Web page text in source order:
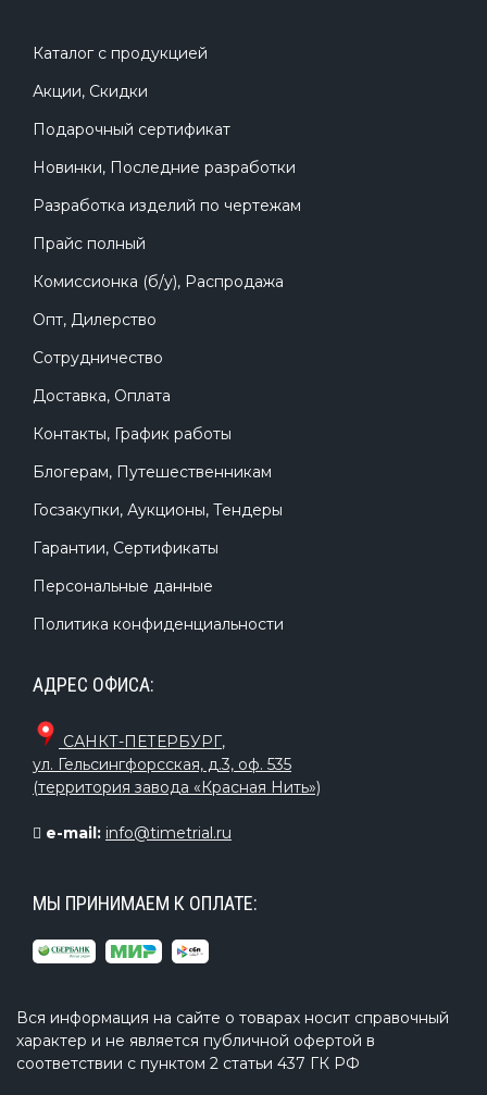
Каталог с продукцией
Акции, Скидки
Подарочный сертификат
Новинки, Последние разработки
Разработка изделий по чертежам
Прайс полный
Комиссионка (б/у), Распродажа
Опт, Дилерство
Сотрудничество
Доставка, Оплата
Контакты, График работы
Блогерам, Путешественникам
Госзакупки, Аукционы, Тендеры
Гарантии, Сертификаты
Персональные данные
Политика конфиденциальности
АДРЕС ОФИСА:
САНКТ-ПЕТЕРБУРГ,
ул. Гельсингфорсская, д.3, оф. 535
(территория завода «Красная Нить»)
e-mail: info@timetrial.ru
МЫ ПРИНИМАЕМ К ОПЛАТЕ:
Вся информация на сайте о товарах носит справочный
характер и не является публичной офертой в
соответствии с пунктом 2 статьи 437 ГК РФ